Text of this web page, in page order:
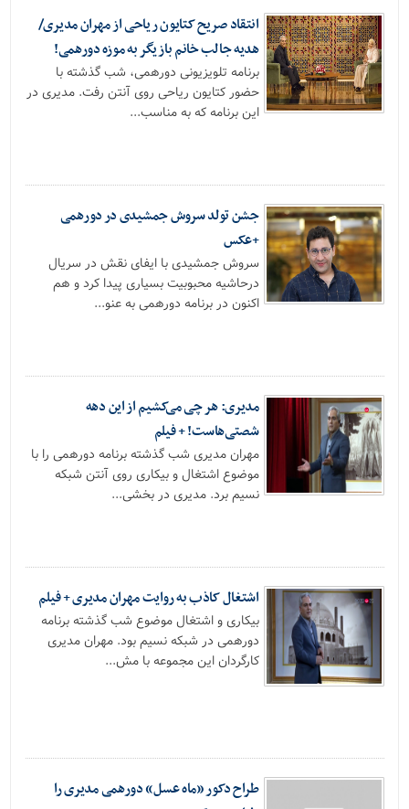
انتقاد صریح کتایون ریاحی از مهران مدیری/
هدیه جالب خانم بازیگر به موزه دورهمی!
برنامه تلویزیونی دورهمی، شب گذشته با
حضور کتایون ریاحی روی آنتن رفت. مدیری در
این برنامه که به مناسب...
جشن تولد سروش جمشیدی در دورهمی
+عکس
سروش جمشیدی با ایفای نقش در سریال
درحاشیه محبوبیت بسیاری پیدا کرد و هم
اکنون در برنامه دورهمی به عنو...
مدیری: هر چی می‌کشیم از این دهه
شصتی‌هاست! + فیلم
مهران مدیری شب گذشته برنامه دورهمی را با
موضوع اشتغال و بیکاری روی آنتن شبکه
نسیم برد. مدیری در بخشی...
اشتغال کاذب به روایت مهران مدیری + فیلم
بیکاری و اشتغال موضوع شب گذشته برنامه
دورهمی در شبکه نسیم بود. مهران مدیری
کارگردان این مجموعه با مش...
طراح دکور «ماه عسل» دورهمی مدیری را